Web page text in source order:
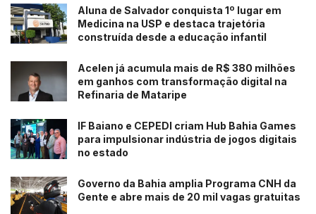
Aluna de Salvador conquista 1º lugar em
Medicina na USP e destaca trajetória
construída desde a educação infantil
Acelen já acumula mais de R$ 380 milhões
em ganhos com transformação digital na
Refinaria de Mataripe
IF Baiano e CEPEDI criam Hub Bahia Games
para impulsionar indústria de jogos digitais
no estado
Governo da Bahia amplia Programa CNH da
Gente e abre mais de 20 mil vagas gratuitas